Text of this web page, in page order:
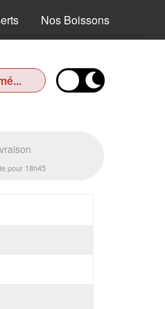
Nos Boissons
pour 18h45